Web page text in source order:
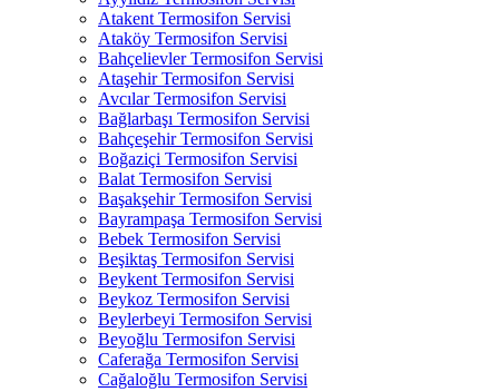
Atakent Termosifon Servisi
Ataköy Termosifon Servisi
Bahçelievler Termosifon Servisi
Ataşehir Termosifon Servisi
Avcılar Termosifon Servisi
Bağlarbaşı Termosifon Servisi
Bahçeşehir Termosifon Servisi
Boğaziçi Termosifon Servisi
Balat Termosifon Servisi
Başakşehir Termosifon Servisi
Bayrampaşa Termosifon Servisi
Bebek Termosifon Servisi
Beşiktaş Termosifon Servisi
Beykent Termosifon Servisi
Beykoz Termosifon Servisi
Beylerbeyi Termosifon Servisi
Beyoğlu Termosifon Servisi
Caferağa Termosifon Servisi
Cağaloğlu Termosifon Servisi